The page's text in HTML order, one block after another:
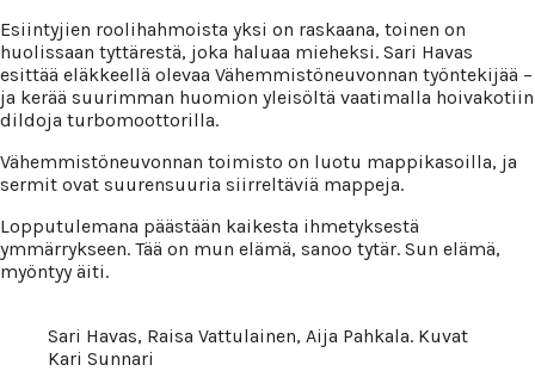
Esiintyjien roolihahmoista yksi on raskaana, toinen on
huolissaan tyttärestä, joka haluaa mieheksi. Sari Havas
esittää eläkkeellä olevaa Vähemmistöneuvonnan työntekijää –
ja kerää suurimman huomion yleisöltä vaatimalla hoivakotiin
dildoja turbomoottorilla.
Vähemmistöneuvonnan toimisto on luotu mappikasoilla, ja
sermit ovat suurensuuria siirreltäviä mappeja.
Lopputulemana päästään kaikesta ihmetyksestä
ymmärrykseen. Tää on mun elämä, sanoo tytär. Sun elämä,
myöntyy äiti.
Sari Havas, Raisa Vattulainen, Aija Pahkala. Kuvat
Kari Sunnari